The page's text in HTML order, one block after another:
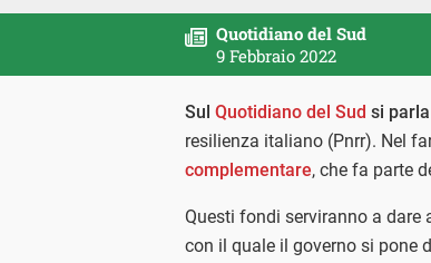
Quotidiano del Sud
9 Febbraio 2022
Sul Quotidiano del Sud si
resilienza italiano (Pnrr). Nel
complementare, che fa parte
Questi fondi serviranno a dare
con il quale il governo si pone